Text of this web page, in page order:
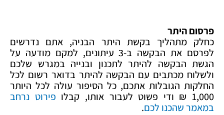
פרסום היתר
כחלק מתהליך בקשת היתר הבניה, אתם נדרשים
לפרסם את הבקשה ב-3 עיתונים, למקם מודעה על
הגשת הבקשה להיתר לתכנון ובנייה במגרש שלכם
ולשלוח מכתבים עם הבקשה להיתר בדואר רשום לכל
החלקות הגובלות אתכם, כל הסיפור עולה לכל היותר
1,000 ₪ ודי פשוט לעבור אותו, קבלו
פירוט נרחב
במאמר שהכנו לכם.